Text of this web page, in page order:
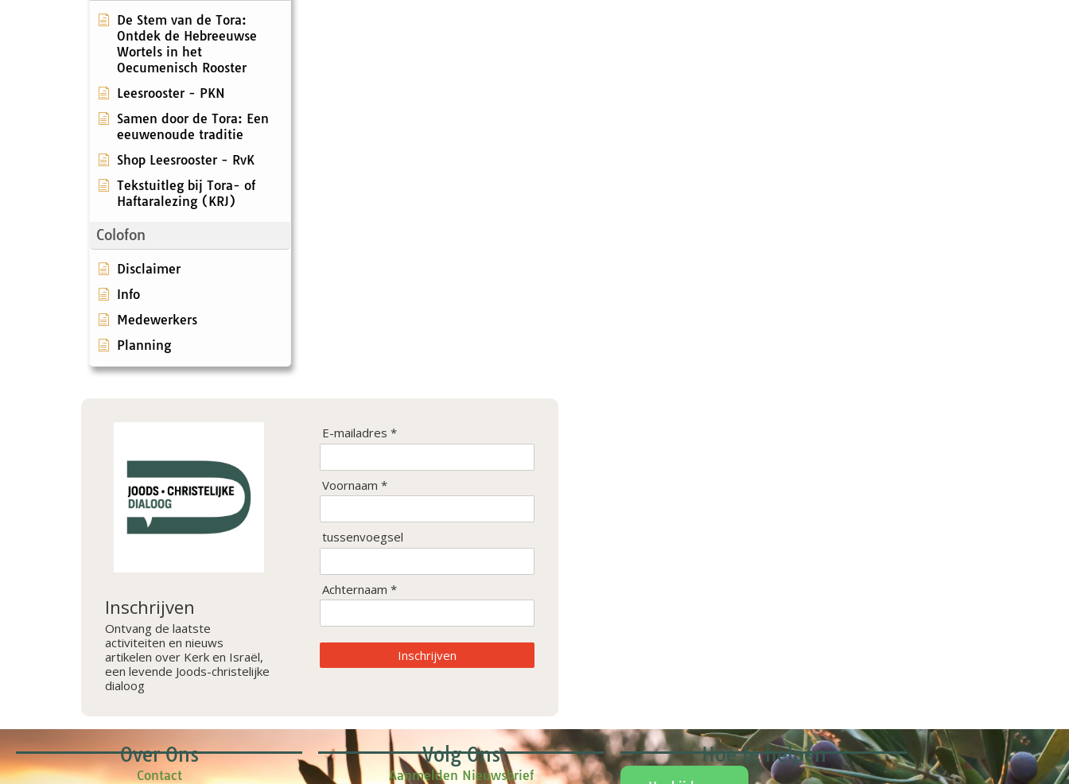
De Stem van de Tora:
Ontdek de Hebreeuwse
Wortels in het
Oecumenisch Rooster
Leesrooster - PKN
Samen door de Tora: Een
eeuwenoude traditie
Shop Leesrooster - RvK
Tekstuitleg bij Tora- of
Haftaralezing (KRJ)
Colofon
Disclaimer
Info
Medewerkers
Planning
Inschrijven
Ontvang de laatste
activiteiten en nieuws
artikelen over Kerk en Israël,
een levende Joods-christelijke
dialoog
E-mailadres *
Voornaam *
tussenvoegsel
Achternaam *
Inschrijven
Over Ons
Contact
Volg Ons
Aanmelden Nieuwsbrief
Hoe te helpen